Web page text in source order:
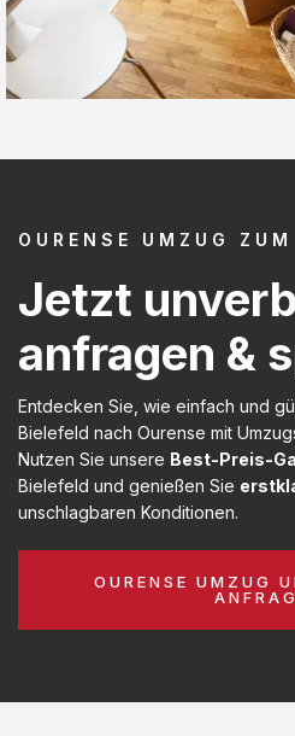
OURENSE UMZUG
Jetzt
anfragen &
Entdecken Sie, wie einfach und
Bielefeld nach Ourense mit
Nutzen Sie unsere Best-Preis-
Bielefeld und genießen Sie
unschlagbaren Konditionen.
OURENSE UMZUG